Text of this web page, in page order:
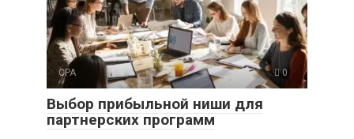
CPA 0
Выбор прибыльной ниши для
партнерских программ